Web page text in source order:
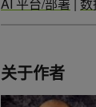
AI 平台/部署 |
关于作者